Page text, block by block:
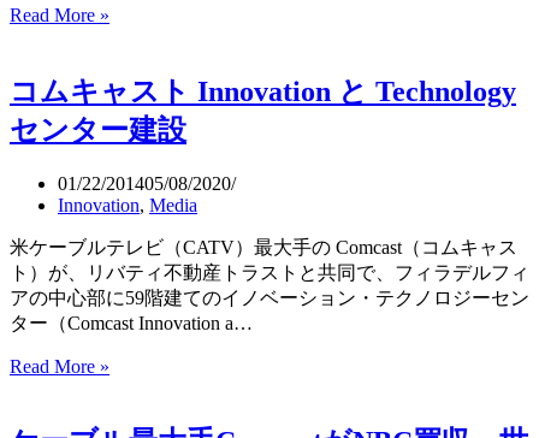
Read More »
も
ま
暖
炉
ア
プ
リ
が
コムキャスト Innovation と Technology
センター建設
01/22/201405/08/2020
Innovation, Media
米ケーブルテレビ（CATV）最大手の Comcast（コムキャス
ト）が、リバティ不動産トラストと共同で、フィラデルフィ
アの中心部に59階建てのイノベーション・テクノロジーセン
ター（Comcast Innovation a…
Read More »